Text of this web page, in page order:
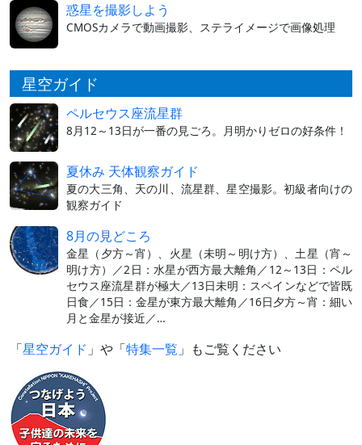
惑星を撮影しよう
CMOSカメラで動画撮影、ステライメージで画像処理
星空ガイド
ペルセウス座流星群
8月12～13日が一番の見ごろ。月明かりゼロの好条件！
夏休み 天体観察ガイド
夏の大三角、天の川、流星群、星空撮影。初級者向けの
観察ガイド
8月の見どころ
金星（夕方～宵）、火星（未明～明け方）、土星（宵～
明け方）／2日：水星が西方最大離角／12～13日：ペル
セウス座流星群が極大／13日未明：スペインなどで皆既
日食／15日：金星が東方最大離角／16日夕方～宵：細い
月と金星が接近／…
「星空ガイド 」や「特集一覧 」もご覧ください